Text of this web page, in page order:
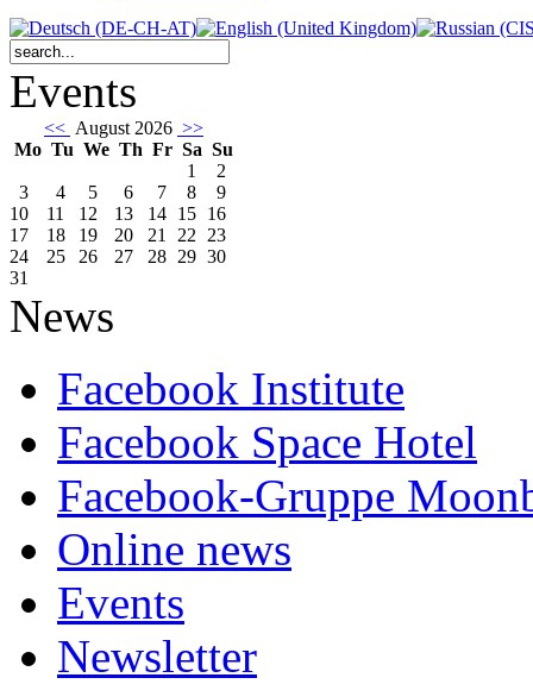
Events
<< August 2026 >>
Mo Tu We Th Fr Sa Su
1
2
3
4 5 6 7 8
9
10
11 12 13 14 15 16
17
18 19 20 21 22 23
24
25 26 27 28 29 30
31
News
Facebook Institute
Facebook Space Hotel
Facebook-Gruppe
Online news
Events
Newsletter